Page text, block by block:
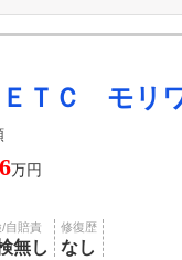
ＴＣ モリ
万円
自賠責
無し
修復歴
なし